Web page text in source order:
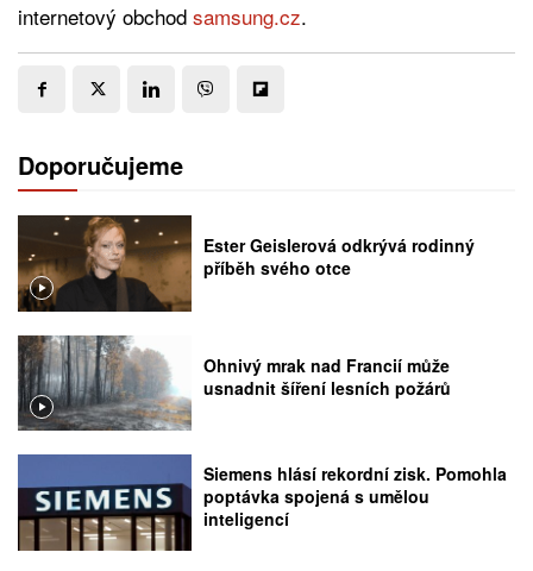
internetový obchod samsung.cz.
Doporučujeme
Ester Geislerová odkrývá rodinný
příběh svého otce
Ohnivý mrak nad Francií může
usnadnit šíření lesních požárů
Siemens hlásí rekordní zisk. Pomohla
poptávka spojená s umělou
inteligencí